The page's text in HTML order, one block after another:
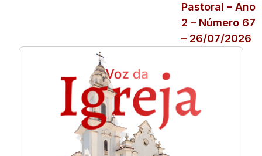
Pastoral – Ano
2 – Número 67
– 26/07/2026